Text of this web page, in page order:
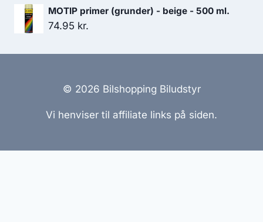
oprindelige
1,098.00 kr..
aktuelle
988.20 kr..
MOTIP primer (grunder) - beige - 500 ml.
74.95 kr.
© 2026 Bilshopping Biludstyr
Vi henviser til affiliate links på siden.